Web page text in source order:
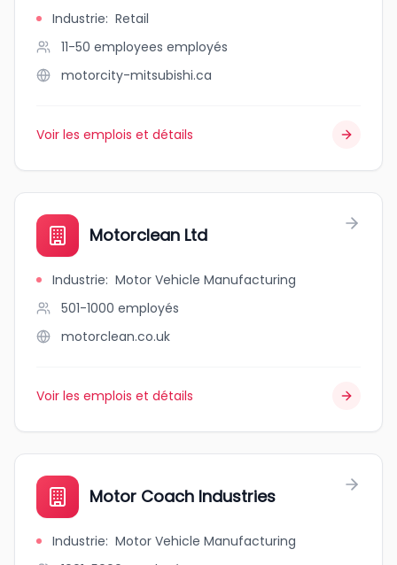
Industrie: Retail
11-50 employees employés
motorcity-mitsubishi.ca
Voir les emplois et détails
Motorclean Ltd
Industrie: Motor Vehicle Manufacturing
501-1000 employés
motorclean.co.uk
Voir les emplois et détails
Motor Coach Industries
Industrie: Motor Vehicle Manufacturing